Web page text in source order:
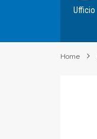
Ufficio
Home